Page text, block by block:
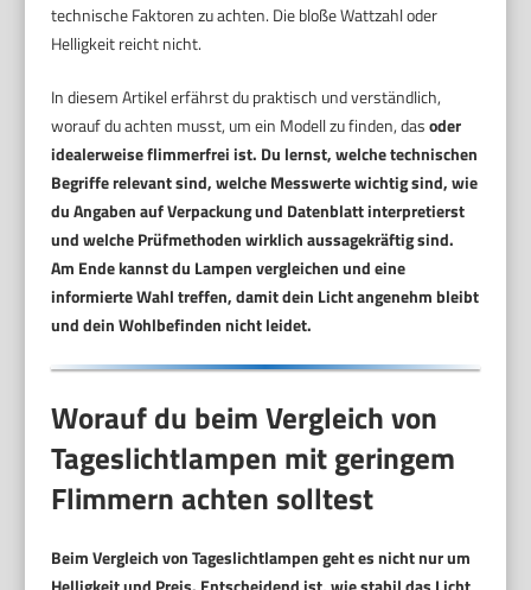
technische Faktoren zu achten. Die bloße Wattzahl oder
Helligkeit reicht nicht.
In diesem Artikel erfährst du praktisch und verständlich,
worauf du achten musst, um ein Modell zu finden, dasoder
idealerweise flimmerfrei ist. Du lernst, welche technischen
Begriffe relevant sind, welche Messwerte wichtig sind, wie
du Angaben auf Verpackung und Datenblatt interpretierst
und welche Prüfmethoden wirklich aussagekräftig sind.
Am Ende kannst du Lampen vergleichen und eine
informierte Wahl treffen, damit dein Licht angenehm bleibt
und dein Wohlbefinden nicht leidet.
Worauf du beim Vergleich von
Tageslichtlampen mit geringem
Flimmern achten solltest
Beim Vergleich von Tageslichtlampen geht es nicht nur um